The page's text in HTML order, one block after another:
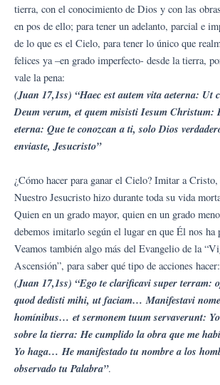
tierra, con el conocimiento de Dios y con las
en pos de ello; para tener un adelanto, parcial e
de lo que es el Cielo, para tener lo único que
felices ya –en grado imperfecto- desde la tierra,
vale la pena:
(Juan 17,1ss) “Haec est autem vita aeterna: Ut
Deum verum, et quem misisti Iesum Christum:
eterna: Que te conozcan a ti, solo Dios
enviaste, Jesucristo”
¿Cómo hacer para ganar el Cielo? Imitar a
Nuestro Jesucristo hizo durante toda su vida
Quien en un grado mayor, quien en un grado
debemos imitarlo según el lugar en que Él nos ha
Veamos también algo más del Evangelio de la
Ascensión”, para saber qué tipo de acciones hacer:
(Juan 17,1ss) “Ego te clarificavi super terram:
quod dedisti mihi, ut faciam… Manifestavi
homínibus… et sermonem tuum servaverunt:
sobre la tierra: He cumplido la obra que me
Yo haga… He manifestado tu nombre a los
observado tu Palabra”.